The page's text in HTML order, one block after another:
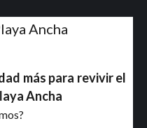
Ancha
más para revivir el
Ancha